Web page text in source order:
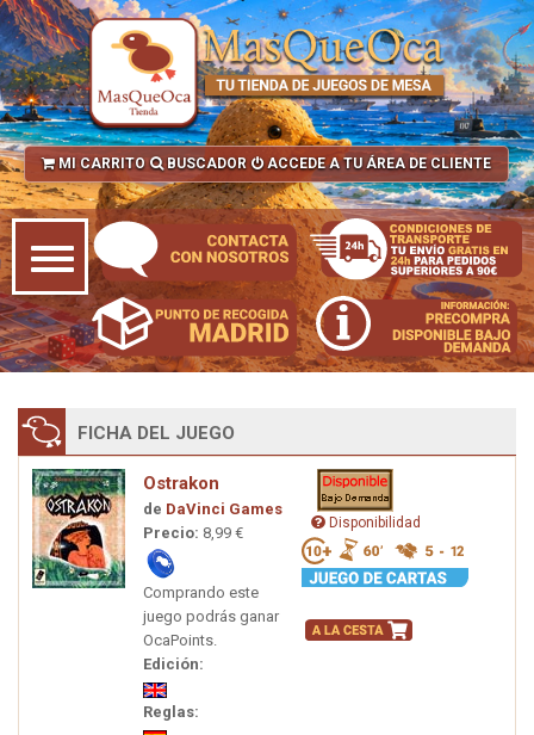
MI CARRITO BUSCADOR ACCEDE A TU ÁREA DE CLIENTE
FICHA DEL JUEGO
Ostrakon
de DaVinci Games
Precio: 8,99 €
Comprando este
juego podrás ganar
OcaPoints.
Edición:
Reglas:
Disponibilidad